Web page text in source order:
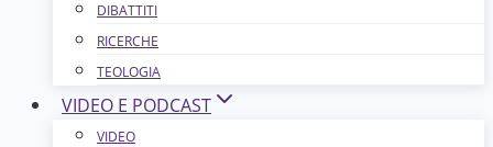
DIBATTITI
RICERCHE
TEOLOGIA
VIDEO E PODCAST
VIDEO